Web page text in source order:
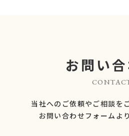
お問い
当社へのご依頼やご相談を
お問い合わせフォームよ